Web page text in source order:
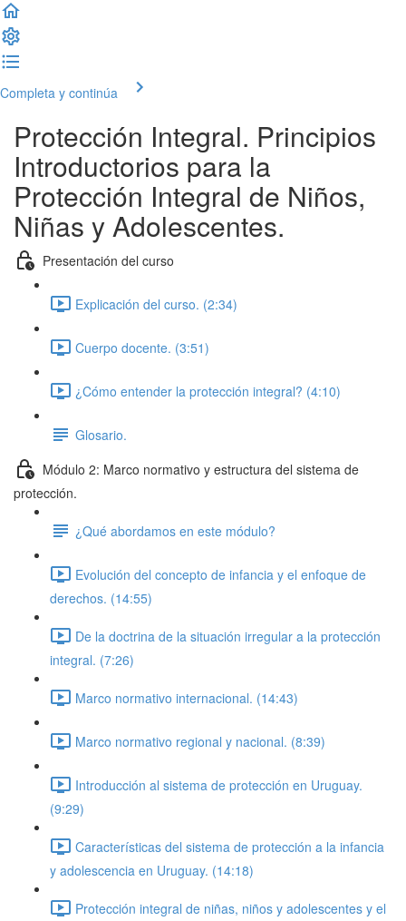
Completa y continúa
Protección Integral. Principios
Introductorios para la
Protección Integral de Niños,
Niñas y Adolescentes.
Presentación del curso
Explicación del curso. (2:34)
Cuerpo docente. (3:51)
¿Cómo entender la protección integral? (4:10)
Glosario.
Módulo 2: Marco normativo y estructura del sistema de
protección.
¿Qué abordamos en este módulo?
Evolución del concepto de infancia y el enfoque de
derechos. (14:55)
De la doctrina de la situación irregular a la protección
integral. (7:26)
Marco normativo internacional. (14:43)
Marco normativo regional y nacional. (8:39)
Introducción al sistema de protección en Uruguay.
(9:29)
Características del sistema de protección a la infancia
y adolescencia en Uruguay. (14:18)
Protección integral de niñas, niños y adolescentes y el